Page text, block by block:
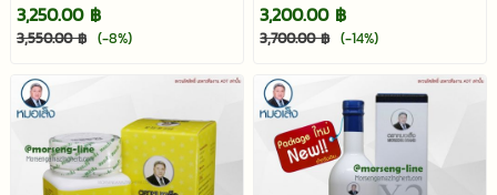
3,250.00 ฿
3,550.00 ฿ (-8%)
3,200.00 ฿
3,700.00 ฿ (-14%)